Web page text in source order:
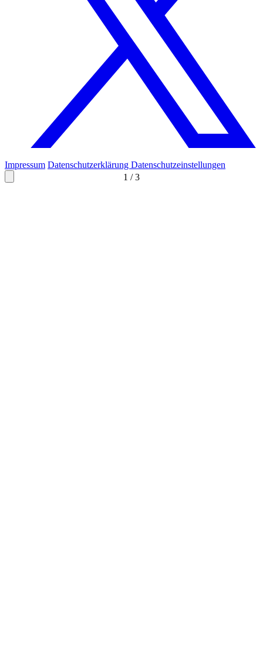
1 /3
Impressum Datenschutzerklärung Datenschutzeinstellungen